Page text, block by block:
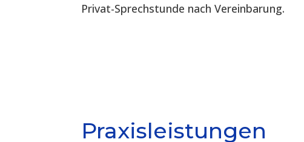
Privat-Sprechstunde nach Vereinbarung.
Praxisleistungen